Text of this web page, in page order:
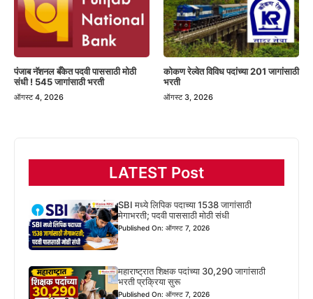
पंजाब नॅशनल बँकेत पदवी पाससाठी मोठी
संधी ! 545 जागांसाठी भरती
ऑगस्ट 4, 2026
कोकण रेल्वेत विविध पदांच्या 201 जागांसाठी
भरती
ऑगस्ट 3, 2026
LATEST Post
SBI मध्ये लिपिक पदाच्या 1538 जागांसाठी
मेगाभरती; पदवी पाससाठी मोठी संधी
Published On: ऑगस्ट 7, 2026
महाराष्ट्रात शिक्षक पदांच्या 30,290 जागांसाठी
भरती प्रक्रिया सुरू
Published On: ऑगस्ट 7, 2026